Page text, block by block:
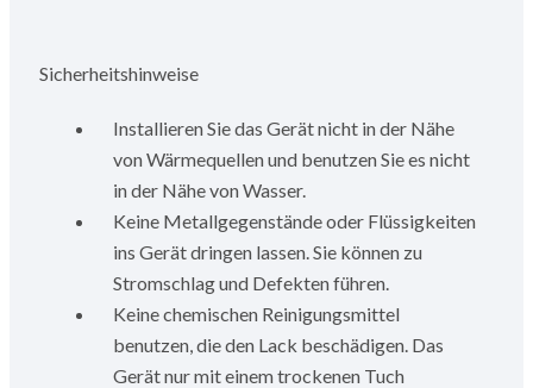
Sicherheitshinweise
Installieren Sie das Gerät nicht in der Nähe
von Wärmequellen und benutzen Sie es nicht
in der Nähe von Wasser.
Keine Metallgegenstände oder Flüssigkeiten
ins Gerät dringen lassen. Sie können zu
Stromschlag und Defekten führen.
Keine chemischen Reinigungsmittel
benutzen, die den Lack beschädigen. Das
Gerät nur mit einem trockenen Tuch